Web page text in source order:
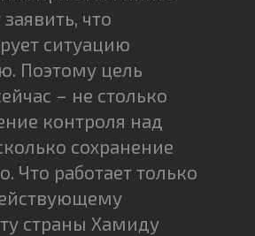
что
ситуацию
Поэтому цель
– не столько
контроля над
сохранение
Что работает только
страны Хамиду